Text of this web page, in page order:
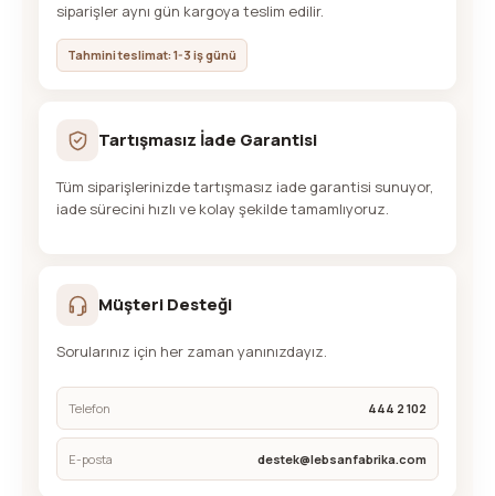
siparişler aynı gün kargoya teslim edilir.
Tahmini teslimat: 1-3 iş günü
Tartışmasız İade Garantisi
Tüm siparişlerinizde tartışmasız iade garantisi sunuyor,
iade sürecini hızlı ve kolay şekilde tamamlıyoruz.
Müşteri Desteği
Sorularınız için her zaman yanınızdayız.
Telefon 444 2 102
E-posta destek@lebsanfabrika.com